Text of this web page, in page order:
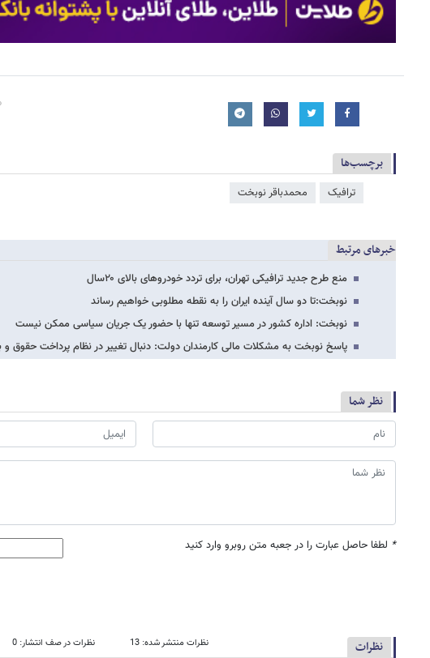
برچسب‌ها
ترافیک محمدباقر نوبخت
خبرهای مرتبط
منع طرح جدید ترافیکی تهران، برای تردد خودروهای بالای ۲۰سال
نوبخت:تا دو سال آینده ایران را به نقطه مطلوبی خواهیم رساند
نوبخت: اداره کشور در مسیر توسعه تنها با حضور یک جریان سیاسی ممکن نیست
پاسخ نوبخت به مشکلات مالی کارمندان دولت: دنبال تغییر در نظام پرداخت حقوق و
نظر شما
* لطفا حاصل عبارت را در جعبه متن روبرو وارد کنید
نظرات نظرات منتشر شده: 13 نظرات در صف انتشار: 0